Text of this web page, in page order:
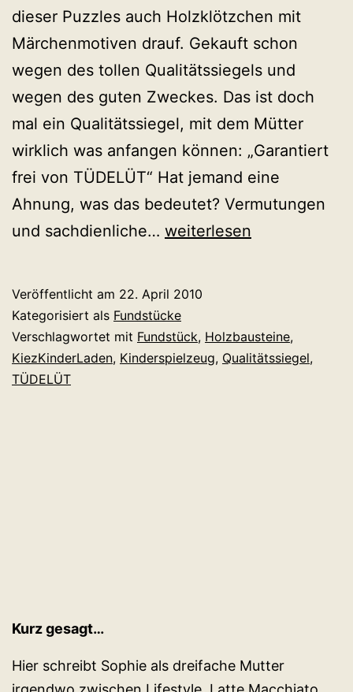
dieser Puzzles auch Holzklötzchen mit
Märchenmotiven drauf. Gekauft schon
wegen des tollen Qualitätssiegels und
wegen des guten Zweckes. Das ist doch
mal ein Qualitätssiegel, mit dem Mütter
wirklich was anfangen können: „Garantiert
frei von TÜDELÜT“ Hat jemand eine
Ahnung, was das bedeutet? Vermutungen
und sachdienliche… Qualitätssiegel:
von
TÜDELÜT“
weiterlesen
Veröffentlicht am 22. April 2010
Kategorisiert als Fundstücke
Verschlagwortet mit Fundstück, Holzbausteine,
KiezKinderLaden, Kinderspielzeug, Qualitätssiegel,
TÜDELÜT
Kurz gesagt…
Hier schreibt Sophie als dreifache Mutter